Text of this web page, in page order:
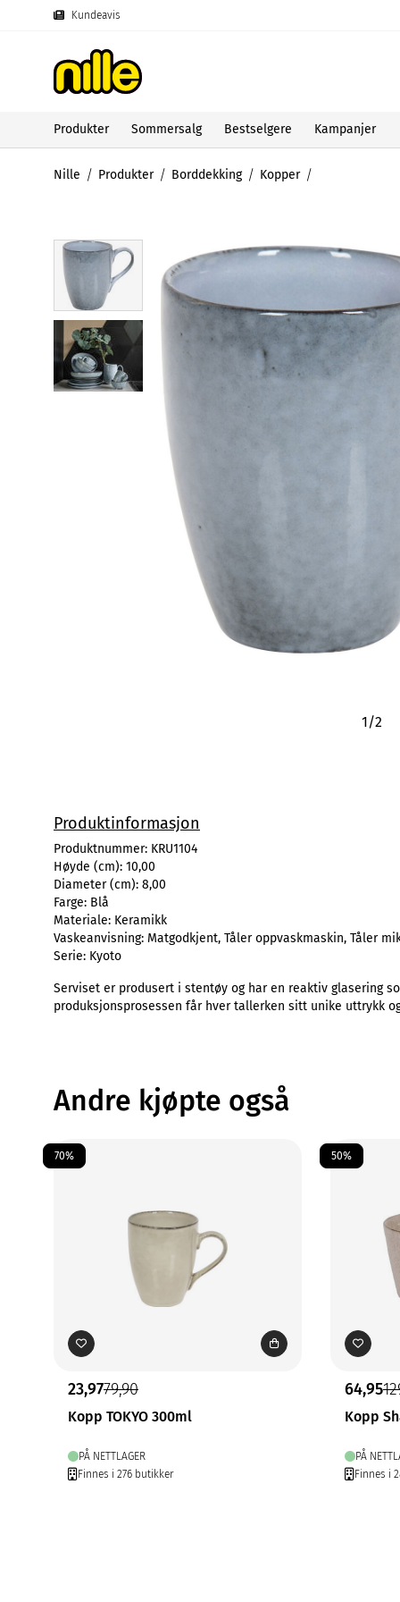
Kundeavis
Produkter Sommersalg Bestselgere Kampanjer
Nille Produkter Borddekking Kopper
1/2
Produktinformasjon
Produktnummer: KRU1104
Høyde (cm): 10,00
Diameter (cm): 8,00
Farge: Blå
Materiale: Keramikk
Vaskeanvisning: Matgodkjent, Tåler oppvaskmaskin, Tåler
Serie: Kyoto
Serviset er produsert i stentøy og har en reaktiv glasering
produksjonsprosessen får hver tallerken sitt unike uttrykk
Andre kjøpte også
70%
23,9779,90
Kopp TOKYO 300ml
PÅ NETTLAGER
Finnes i 276 butikker
50%
64,95
Kopp
PÅ
Finnes i